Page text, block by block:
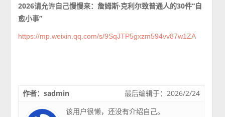
2026请允许自己慢慢来：詹姆斯·克利尔致普通人的30件“自
愈小事”
https://mp.weixin.qq.com/s/9SqJTP5gxzm594vv87w1ZA
最后编辑于：2026/2/24
作者：sadmin
该用户很懒，还没有介绍自己。